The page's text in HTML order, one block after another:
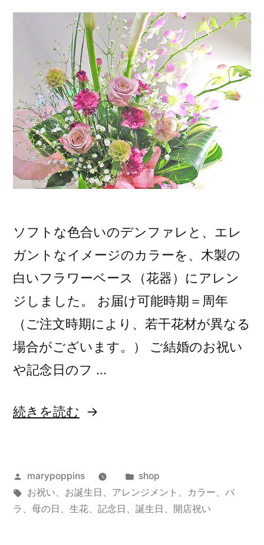
花
ソフトな色合いのデンファレと、エレ
ガントなイメージのカラーを、木製の
白いフラワーベース（花器）にアレン
ジしました。 お届け可能時期＝周年
（ご注文時期により、若干花材が異なる
場合がございます。） ご結婚のお祝い
や記念日のフ …
“カ
と
デ
続きを読む
投
稿
者:
marypoppins
カ
テ
ゴ
shop
タ
グ:
お祝い、 お誕生日 、 アレンジメント 、 カラー、 バ
ラ 、 母の日 、 生花、 記念日 、 誕生日 、 開店祝い